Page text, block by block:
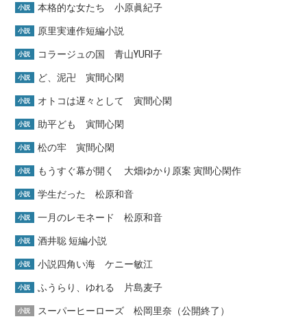
小説 本格的な女たち 小原眞紀子
小説 原里実連作短編小説
小説 コラージュの国 青山YURI子
小説 ど、泥卍 寅間心閑
小説 オトコは遅々として 寅間心閑
小説 助平ども 寅間心閑
小説 松の牢 寅間心閑
小説 もうすぐ幕が開く 大畑ゆかり原案 寅間心閑作
小説 学生だった 松原和音
小説 一月のレモネード 松原和音
小説 酒井聡 短編小説
小説 小説四角い海 ケニー敏江
小説 ふうらり、ゆれる 片島麦子
小説 スーパーヒーローズ 松岡里奈（公開終了）